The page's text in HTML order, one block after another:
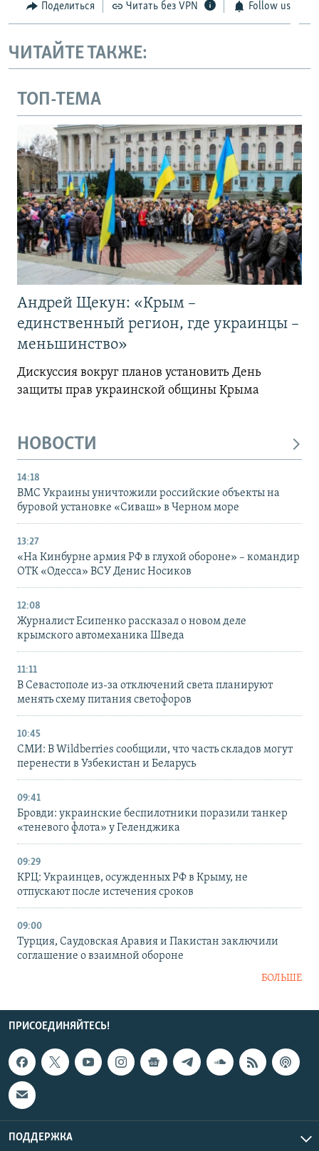
Поделиться Читать без VPN Follow us
ЧИТАЙТЕ ТАКЖЕ:
ТОП-ТЕМА
Андрей Щекун: «Крым –
единственный регион, где украинцы –
меньшинство»
Дискуссия вокруг планов установить День
защиты прав украинской общины Крыма
НОВОСТИ
14:18
ВМС Украины уничтожили российские объекты на
буровой установке «Сиваш» в Черном море
13:27
«На Кинбурне армия РФ в глухой обороне» – командир
ОТК «Одесса» ВСУ Денис Носиков
12:08
Журналист Есипенко рассказал о новом деле
крымского автомеханика Шведа
11:11
В Севастополе из-за отключений света планируют
менять схему питания светофоров
10:45
СМИ: В Wildberries сообщили, что часть складов могут
перенести в Узбекистан и Беларусь
09:41
Бровди: украинские беспилотники поразили танкер
«теневого флота» у Геленджика
09:29
КРЦ: Украинцев, осужденных РФ в Крыму, не
отпускают после истечения сроков
09:00
Турция, Саудовская Аравия и Пакистан заключили
соглашение о взаимной обороне
БОЛЬШЕ
ПРИСОЕДИНЯЙТЕСЬ!
ПОДДЕРЖКА